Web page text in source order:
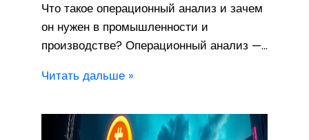
Что такое операционный анализ и зачем
он нужен в промышленности и
производстве? Операционный анализ —…
Читать дальше »